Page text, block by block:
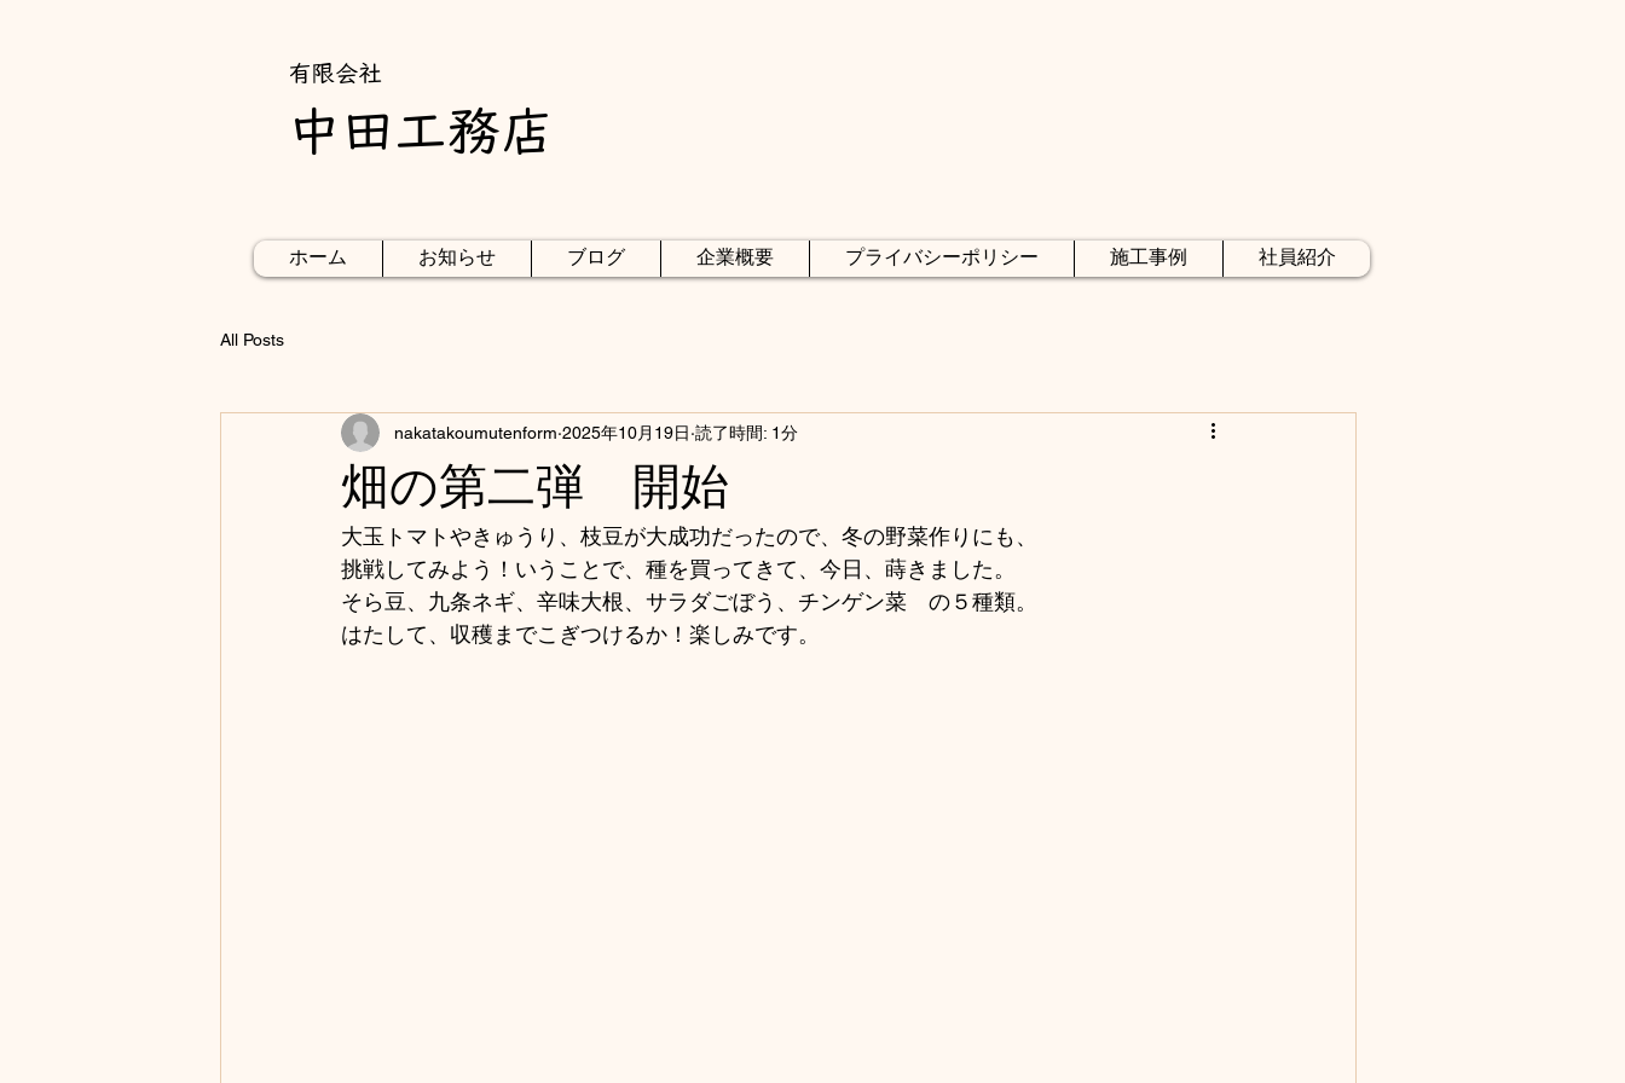
​有限会社
中田工務店
ホーム お知らせ ブログ 企業概要 プライバシーポリシー 施工事例 社員紹介
All Posts
畑の第二弾 開始
nakatakoumutenform 2025年10月19日 読了時間: 1分
大玉トマトやきゅうり、枝豆が大成功だったので、冬の野菜作りにも、
挑戦してみよう！いうことで、種を買ってきて、今日、蒔きました。
そら豆、九条ネギ、辛味大根、サラダごぼう、チンゲン菜　の５種類。
はたして、収穫までこぎつけるか！楽しみです。